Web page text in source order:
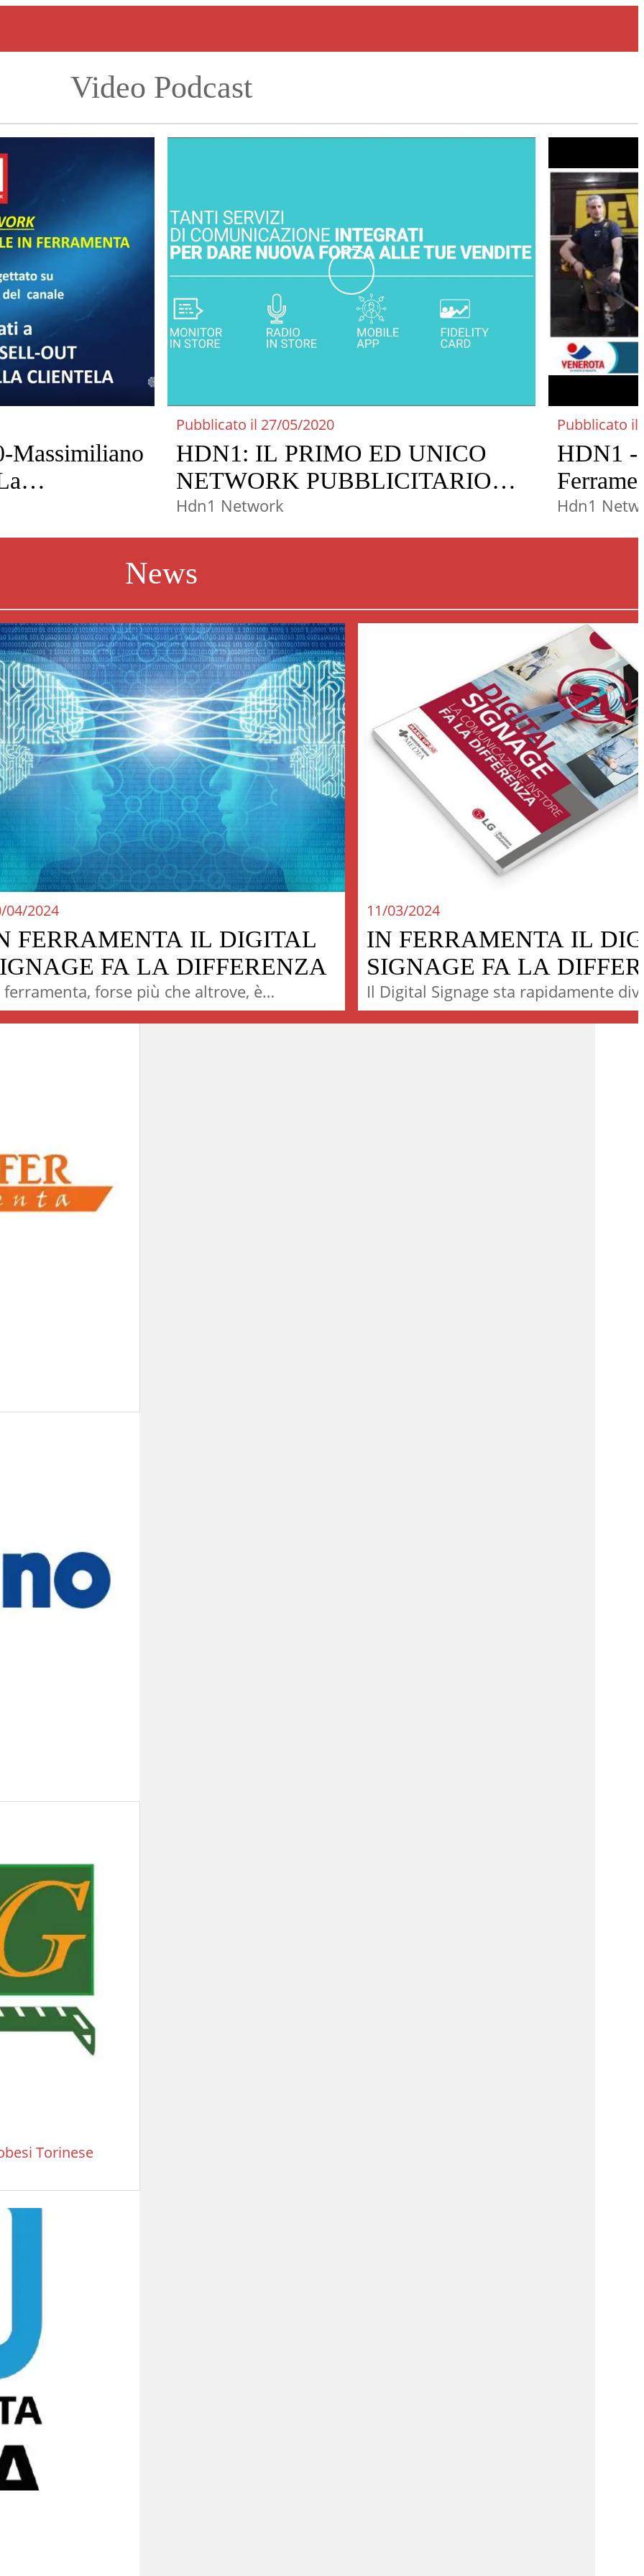
Video Podcast
Massimiliano
nel negozio
Pubblicato il 27/05/2020
HDN1: IL PRIMO ED UNICO
NETWORK PUBBLICITARIO
ESCLUSIVO PER
FERRAMENTA
Hdn1 Network
Pubblicato il
HDN1 -
Hdn1
News
04/2024
FERRAMENTA IL DIGITAL
FA LA DIFFERENZA
ferramenta, forse più che altrove, è
che il venditore sia tecnicamente
11/03/2024
IN FERRAMENTA IL
SIGNAGE FA LA
​Il Digital Signage sta rapidamente
una delle tecnologie di
Torinese